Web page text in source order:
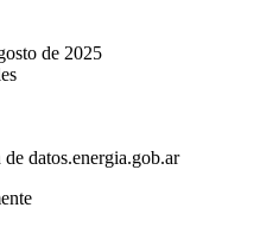
de 2025
datos.energia.gob.ar